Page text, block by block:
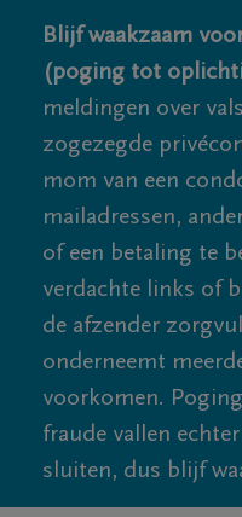
Blijf waakzaam
(poging tot
meldingen over
zogezegde
mom van een
mailadressen,
of een betaling te
verdachte links of
de afzender
onderneemt
voorkomen.
fraude vallen
sluiten, dus blijf